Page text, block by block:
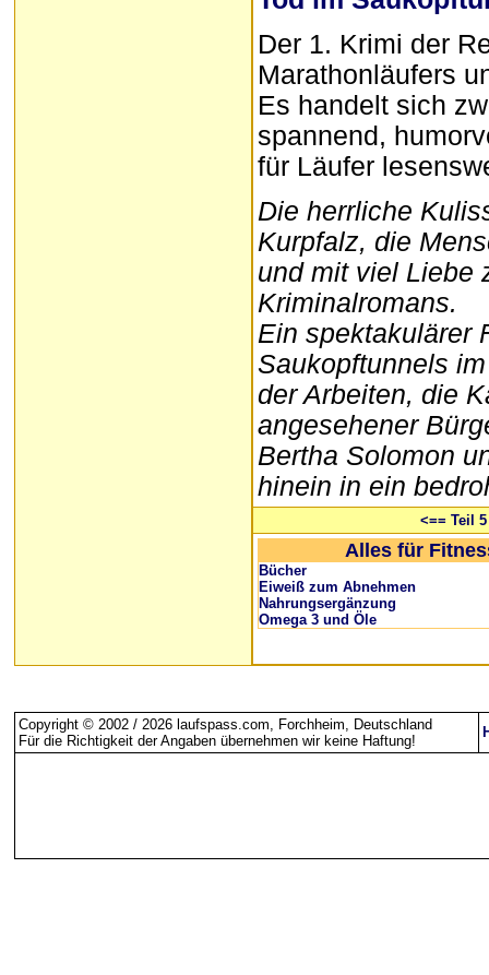
Der 1. Krimi der
Marathonläufers
Es handelt sich
spannend,
für Läufer
Die herrliche
Kurpfalz, die
und mit viel Liebe
Kriminalromans.
Ein spektakulärer
Saukopftunnels
der Arbeiten, die
angesehener
Bertha Solomon
hinein in ein
<== Teil 5
Alles für
Bücher
Eiweiß zum Abnehmen
Nahrungsergänzung
Omega 3 und Öle
Copyright © 2002 / 2026 laufspass.com, Forchheim, Deutschland
Für die Richtigkeit der Angaben übernehmen wir keine Haftung!